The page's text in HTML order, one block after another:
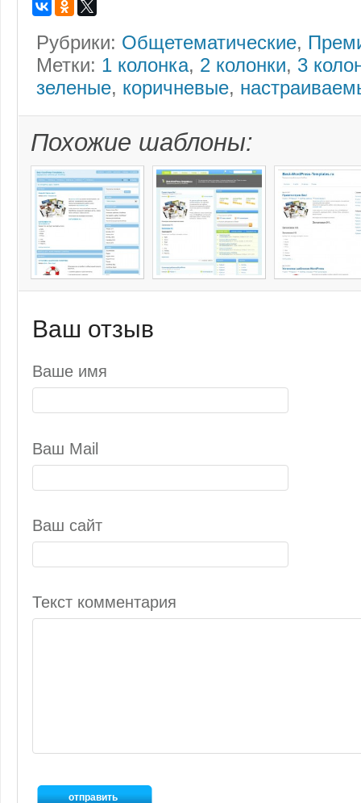
Рубрики: Общетематические,
Метки: 1 колонка, 2 колонки, 3
зеленые, коричневые,
Похожие шаблоны:
Ваш отзыв
Ваше имя
Ваш Mail
Ваш сайт
Текст комментария